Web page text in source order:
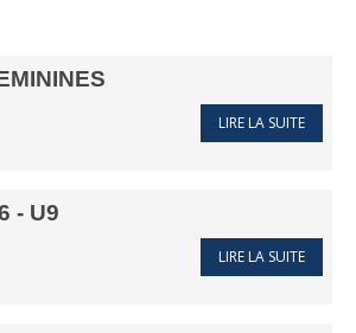
LIRE LA SUITE
- U9
LIRE LA SUITE